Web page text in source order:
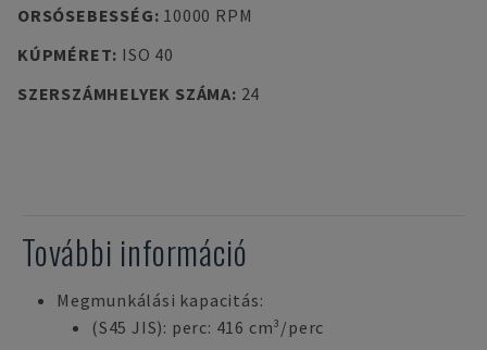
ORSÓSEBESSÉG: 10000 RPM
KÚPMÉRET: ISO 40
SZERSZÁMHELYEK SZÁMA: 24
További információ
Megmunkálási kapacitás:
(S45 JIS): perc: 416 cm³/perc